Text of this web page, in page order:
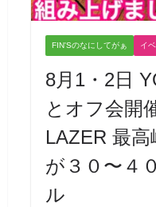
FIN'Sのなにしてがぁ イ
8月1・2日
とオフ会
LAZER 最
が３０〜４
ル